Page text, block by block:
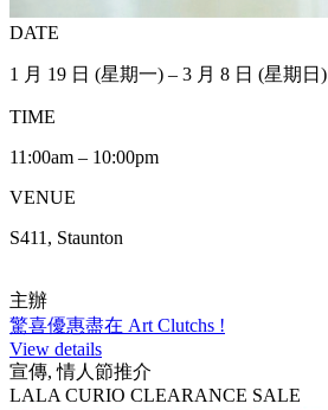
DATE
1 月 19 日 (星期一) – 3 月 8 日 (星期日)
TIME
11:00am – 10:00pm
VENUE
S411, Staunton
主辦
驚喜優惠盡在 Art Clutchs !
View details
宣傳, 情人節推介
LALA CURIO CLEARANCE SALE